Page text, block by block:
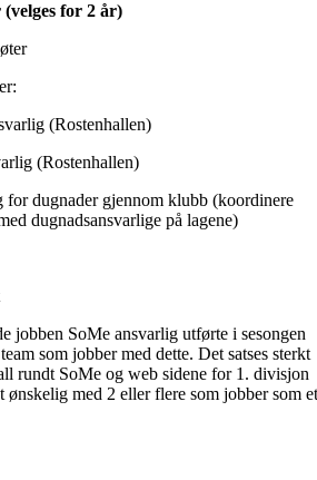
for 2 år)
(Rostenhallen)
(Rostenhallen)
for dugnader gjennom klubb (koordinere
dugnadsansvarlige på lagene)
jobben SoMe ansvarlig utførte i sesongen
som jobber med dette. Det satses sterkt
rundt SoMe og web sidene for 1. divisjon
ønskelig med 2 eller flere som jobber som et